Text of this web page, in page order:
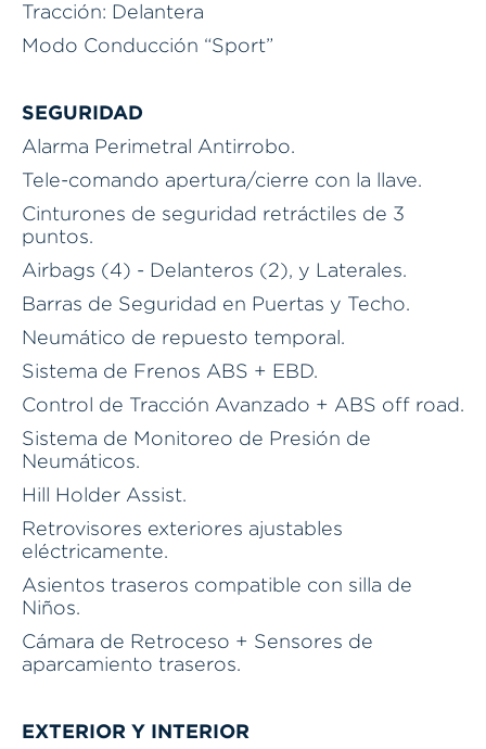
Tracción: Delantera
Modo Conducción “Sport”
SEGURIDAD
Alarma Perimetral Antirrobo.
Tele-comando apertura/cierre con la llave.
Cinturones de seguridad retráctiles de 3
puntos.
Airbags (4) - Delanteros (2), y Laterales.
Barras de Seguridad en Puertas y Techo.
Neumático de repuesto temporal.
Sistema de Frenos ABS + EBD.
Control de Tracción Avanzado + ABS off road.
Sistema de Monitoreo de Presión de
Neumáticos.
Hill Holder Assist.
Retrovisores exteriores ajustables
eléctricamente.
Asientos traseros compatible con silla de
Niños.
Cámara de Retroceso + Sensores de
aparcamiento traseros.
EXTERIOR Y INTERIOR